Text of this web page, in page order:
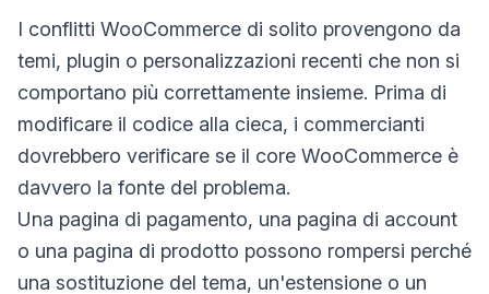
I conflitti WooCommerce di solito provengono da
temi, plugin o personalizzazioni recenti che non si
comportano più correttamente insieme. Prima di
modificare il codice alla cieca, i commercianti
dovrebbero verificare se il core WooCommerce è
davvero la fonte del problema.
Una pagina di pagamento, una pagina di account
o una pagina di prodotto possono rompersi perché
una sostituzione del tema, un'estensione o un